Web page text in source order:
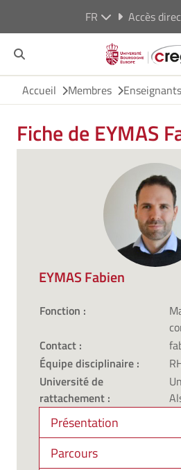
FR Accès
Accueil Membres
Fiche de EYMAS
EYMAS Fabien
Fonction :
Contact :
Équipe disciplinaire :
Université de
rattachement :
Présentation
Parcours